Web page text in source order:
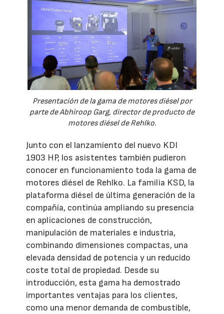
Presentación de la gama de motores diésel por
parte de Abhiroop Garg, director de producto de
motores diésel de Rehlko.
Junto con el lanzamiento del nuevo KDI
1903 HP, los asistentes también pudieron
conocer en funcionamiento toda la gama de
motores diésel de Rehlko. La familia KSD, la
plataforma diésel de última generación de la
compañía, continúa ampliando su presencia
en aplicaciones de construcción,
manipulación de materiales e industria,
combinando dimensiones compactas, una
elevada densidad de potencia y un reducido
coste total de propiedad. Desde su
introducción, esta gama ha demostrado
importantes ventajas para los clientes,
como una menor demanda de combustible,